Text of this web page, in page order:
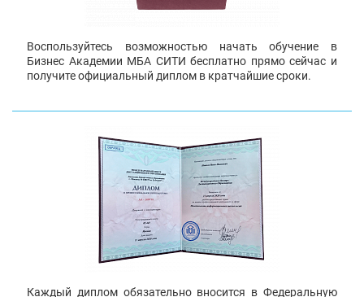
Воспользуйтесь возможностью начать обучение в
Бизнес Академии МБА СИТИ бесплатно прямо сейчас и
получите официальный диплом в кратчайшие сроки.
Каждый диплом обязательно вносится в Федеральную